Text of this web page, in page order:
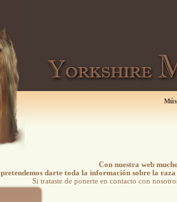
Con nuestra web
pretendemos darte toda la información sobre la
Si trataste de ponerte en contacto con